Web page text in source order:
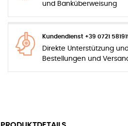
und Banküberweisung
Kundendienst +39 0721
Direkte Unterstützung
Bestellungen und